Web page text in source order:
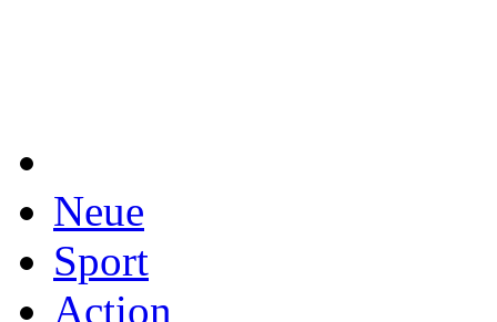
Neue
Sport
Action